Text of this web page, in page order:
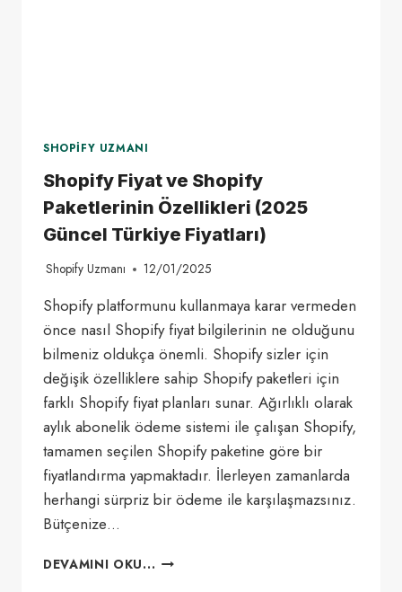
SHOPIFY UZMANI
Shopify Fiyat ve Shopify
Paketlerinin Özellikleri (2025
Güncel Türkiye Fiyatları)
Shopify Uzmanı 12/01/2025
Shopify platformunu kullanmaya karar vermeden
önce nasıl Shopify fiyat bilgilerinin ne olduğunu
bilmeniz oldukça önemli. Shopify sizler için
değişik özelliklere sahip Shopify paketleri için
farklı Shopify fiyat planları sunar. Ağırlıklı olarak
aylık abonelik ödeme sistemi ile çalışan Shopify,
tamamen seçilen Shopify paketine göre bir
fiyatlandırma yapmaktadır. İlerleyen zamanlarda
herhangi sürpriz bir ödeme ile karşılaşmazsınız.
Bütçenize…
DEVAMINI OKU... SHOPIFY